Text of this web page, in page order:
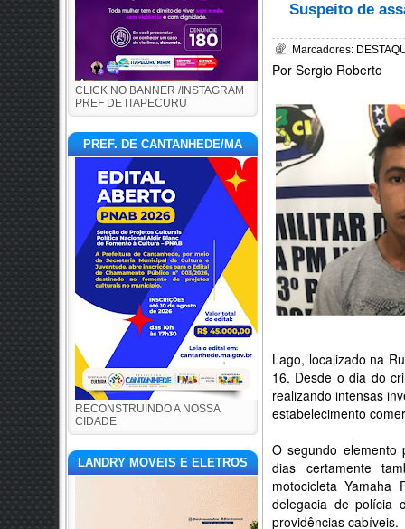
CLICK NO BANNER /INSTAGRAM
PREF DE ITAPECURU
PREF. DE CANTANHEDE/MA
RECONSTRUINDO A NOSSA
CIDADE
LANDRY MOVEIS E ELETROS
Suspeito de
Marcadores:
Por Sergio Roberto
Lago, localizado na
16. Desde o dia do
realizando intensas
estabelecimento
O segundo elemento
dias certamente
motocicleta
delegacia de polícia
providências cabíveis.